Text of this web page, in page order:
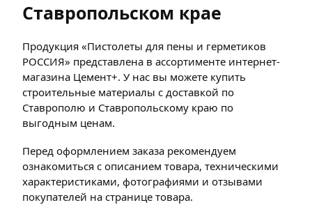
Ставропольском крае
Продукция «Пистолеты для пены и герметиков
РОССИЯ» представлена в ассортименте интернет-
магазина Цемент+. У нас вы можете купить
строительные материалы с доставкой по
Ставрополю и Ставропольскому краю по
выгодным ценам.
Перед оформлением заказа рекомендуем
ознакомиться с описанием товара, техническими
характеристиками, фотографиями и отзывами
покупателей на странице товара.